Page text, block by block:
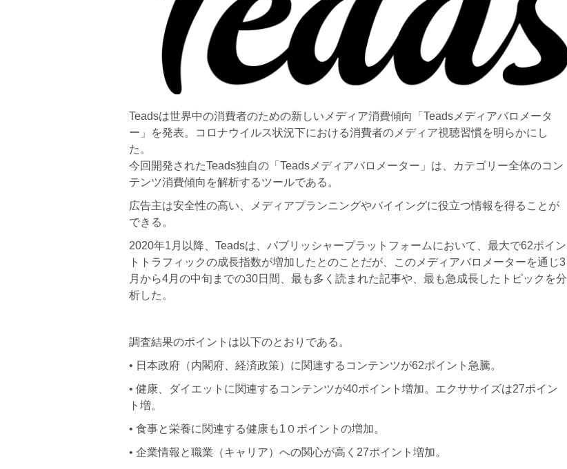
Teadsは世界中の消費者のための新しいメディア消費傾向「Teadsメディアバロメータ
ー」を発表。コロナウイルス状況下における消費者のメディア視聴習慣を明らかにし
た。
今回開発されたTeads独⾃の「Teadsメディアバロメーター」は、カテゴリー全体のコン
テンツ消費傾向を解析するツールである。
広告主は安全性の⾼い、メディアプランニングやバイイングに役⽴つ情報を得ることが
できる。
2020年1⽉以降、Teadsは、パブリッシャープラットフォームにおいて、最⼤で62ポイン
トトラフィックの成⻑指数が増加したとのことだが、このメディアバロメーターを通じ3
⽉から4⽉の中旬までの30⽇間、最も多く読まれた記事や、最も急成⻑したトピックを分
析した。
調査結果のポイントは以下のとおりである。
• ⽇本政府（内閣府、経済政策）に関連するコンテンツが62ポイント急騰。
• 健康、ダイエットに関連するコンテンツが40ポイント増加。エクササイズは27ポイン
ト増。
• ⾷事と栄養に関連する健康も1０ポイントの増加。
• 企業情報と職業（キャリア）への関⼼が⾼く27ポイント増加。